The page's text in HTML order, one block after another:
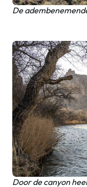
De
Door de canyon